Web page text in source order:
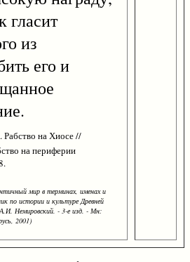
гласит
из
его и
на Хиосе //
на периферии
мир в терминах, именах и
по истории и культуре Древней
Немировский. - 3-е изд. - Мн:
2001)